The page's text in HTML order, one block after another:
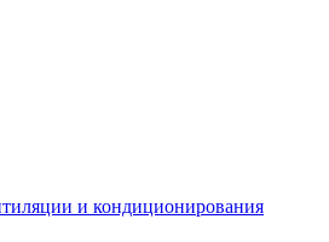
и кондиционирования